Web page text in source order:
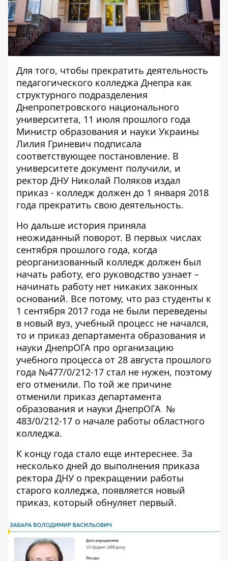
Для того, чтобы прекратить деятельность
педагогического колледжа Днепра как
структурного подразделения
Днепропетровского национального
университета, 11 июля прошлого года
Министр образования и науки Украины
Лилия Гриневич подписала
соответствующее постановление. В
университете документ получили, и
ректор ДНУ Николай Поляков издал
приказ - колледж должен до 1 января 2018
года прекратить свою деятельность.
Но дальше история приняла
неожиданный поворот. В первых числах
сентября прошлого года, когда
реорганизованный колледж должен был
начать работу, его руководство узнает –
начинать работу нет никаких законных
оснований. Все потому, что раз студенты к
1 сентября 2017 года не были переведены
в новый вуз, учебный процесс не начался,
то и приказ департамента образования и
науки ДнепрОГА про организацию
учебного процесса от 28 августа прошлого
года №477/0/212-17 стал не нужен, поэтому
его отменили. По той же причине
отменили приказ департамента
образования и науки ДнепрОГА №
483/0/212-17 о начале работы областного
колледжа.
К концу года стало еще интереснее. За
несколько дней до выполнения приказа
ректора ДНУ о прекращении работы
старого колледжа, появляется новый
приказ, который обнуляет первый.